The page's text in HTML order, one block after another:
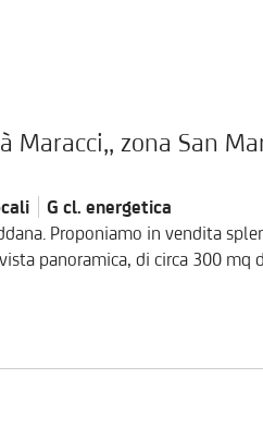
G cl. energetica
Proponiamo in vendita
panoramica, di circa 300
unità si compone di ampio
con rifiniture in pietra ci
poi proseguire nell'ampio